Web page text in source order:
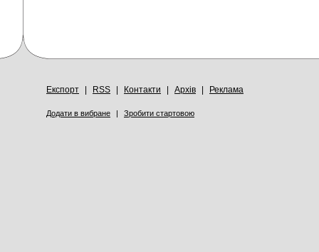
Експорт RSS Контакти Архів Реклама
Додати в вибране | Зробити стартовою